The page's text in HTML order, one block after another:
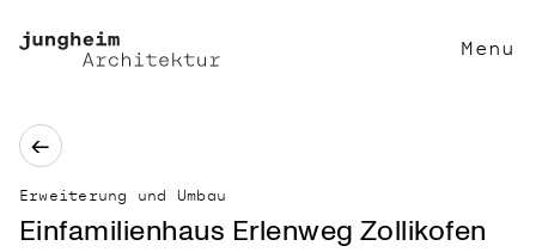
Menu
←
Erweiterung und Umbau
Einfamilienhaus Erlenweg Zollikofen